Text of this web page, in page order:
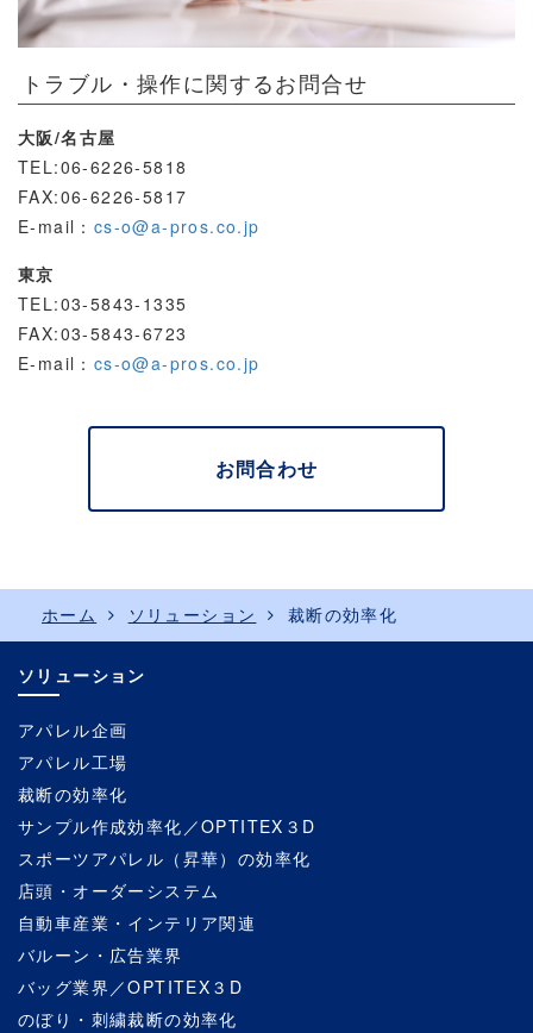
トラブル・操作に関するお問合せ
大阪/名古屋
TEL:06-6226-5818
FAX:06-6226-5817
E-mail： cs-o@a-pros.co.jp
東京
TEL:03-5843-1335
FAX:03-5843-6723
E-mail： cs-o@a-pros.co.jp
お問合わせ
ホーム ソリューション 裁断の効率化
ソリューション
アパレル企画
アパレル工場
裁断の効率化
サンプル作成効率化／OPTITEX３D
スポーツアパレル（昇華）の効率化
店頭・オーダーシステム
自動車産業・インテリア関連
バルーン・広告業界
バッグ業界／OPTITEX３D
のぼり・刺繍裁断の効率化